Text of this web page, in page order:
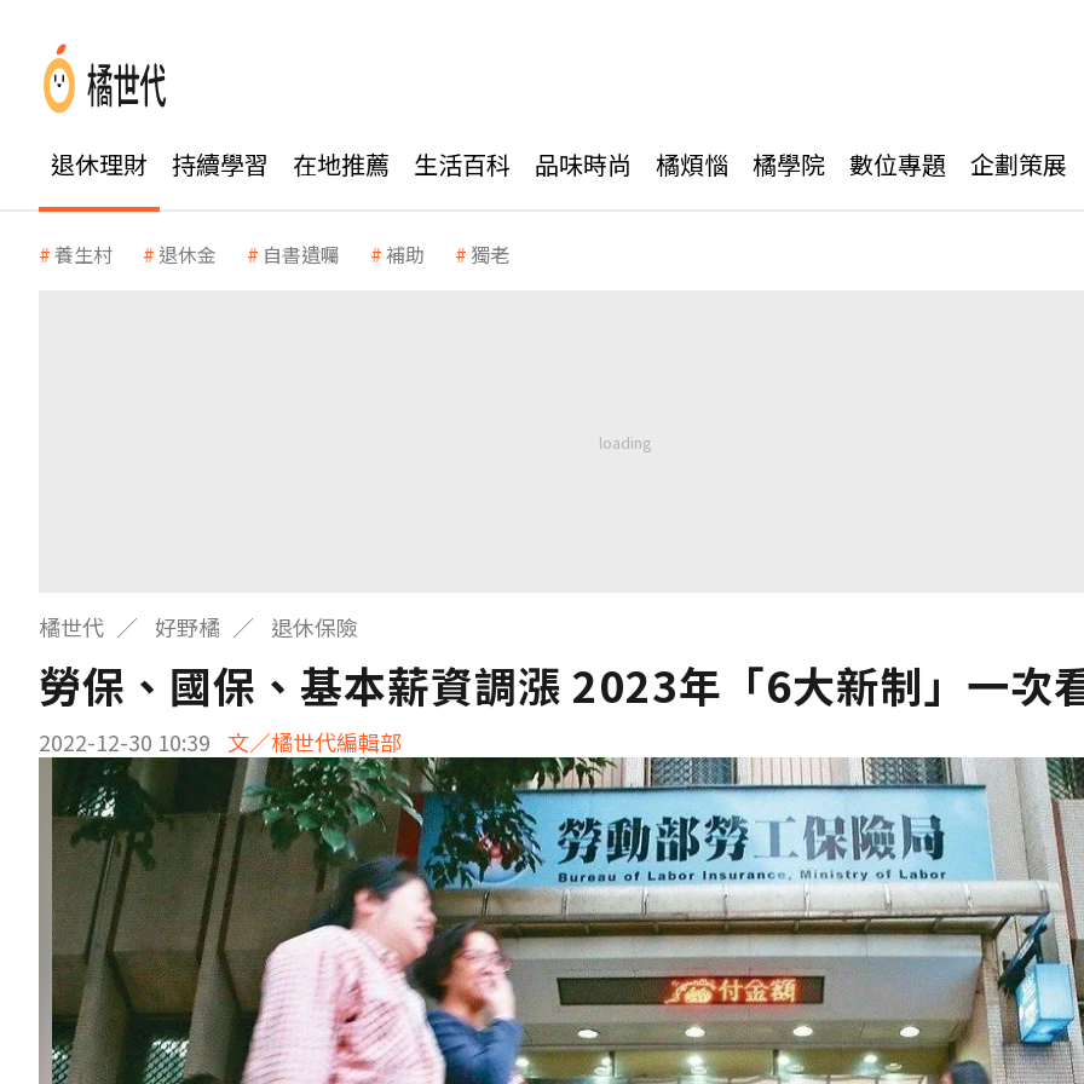
退休理財 持續學習 在地推薦 生活百科 品味時尚 橘煩惱 橘學院 數位專題 企劃策展
養生村 退休金 自書遺囑 補助 獨老
橘世代 好野橘 退休保險
勞保、國保、基本薪資調漲 2023年「6大新制」一次
2022-12-30 10:39 文／橘世代編輯部